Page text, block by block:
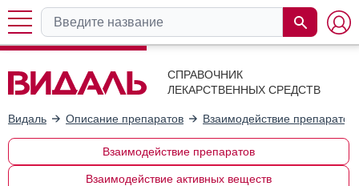
СПРАВОЧНИК
ЛЕКАРСТВЕННЫХ СРЕДСТВ
Видаль Описание препаратов Взаимодействие препаратов
Взаимодействие препаратов
Взаимодействие активных веществ